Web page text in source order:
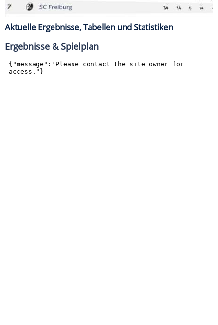
Aktuelle Ergebnisse, Tabellen und Statistiken
Ergebnisse & Spielplan